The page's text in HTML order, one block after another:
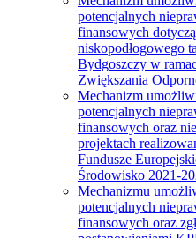
potencjalnych
finansowych
niskopodłogowego
Bydgoszczy w
Zwiększania
Mechanizm
potencjalnych
finansowych oraz
projektach
Fundusze
Środowisko 2021-
Mechanizmu
potencjalnych
finansowych oraz